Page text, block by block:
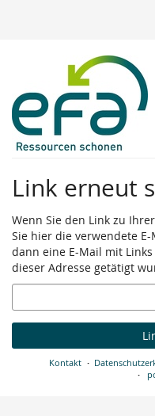
Link erneut
Wenn Sie den Link zu
Sie hier die verwendete
dann eine E-Mail mit
dieser Adresse getätigt
E-
Mail
Kontakt